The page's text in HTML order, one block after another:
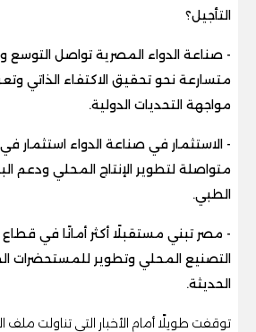
التأجيل؟
- صناعة الدواء المصرية تواصل التوسع
متسارعة نحو تحقيق الاكتفاء الذاتي
مواجهة التحديات الدولية.
- الاستثمار في صناعة الدواء استثمار
متواصلة لتطوير الإنتاج المحلي ودعم
الطبي.
- مصر تبني مستقبلًا أكثر أمانًا في
التصنيع المحلي وتطوير للمستحضرات
الحديثة.
توقفت طويلًا أمام الأخبار التي تناولت